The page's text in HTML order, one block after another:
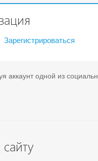
Зарегистрироваться
аккаунт одной из